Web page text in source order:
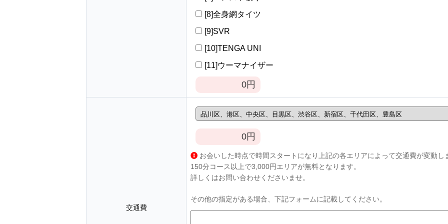
[8]全身網タイツ
[9]SVR
[10]TENGA UNI
[11]ウーマナイザー
0円
交通費
0円
お会いした時点で時間スタートになり上記の各エリアによって交通費が変動し
150分コース以上で3,000円エリアが無料となります。
詳しくはお問い合わせくださいませ。
その他の指定がある場合、下記フォームに記載してください。